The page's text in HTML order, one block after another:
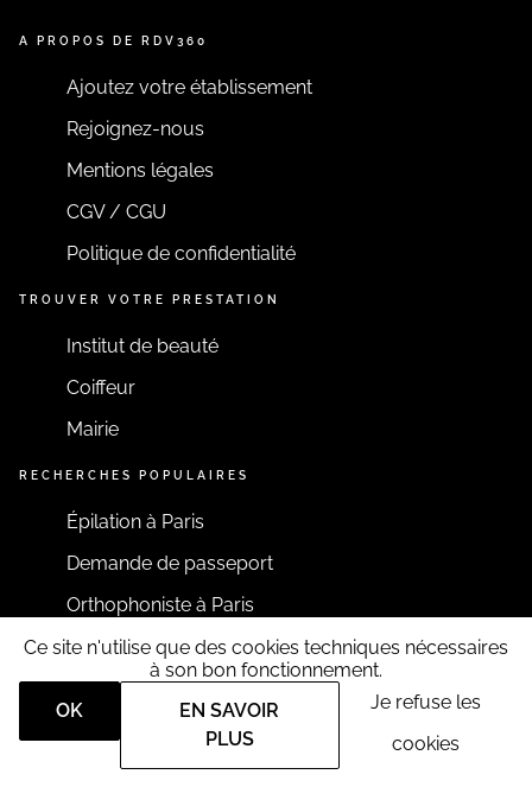
A PROPOS DE RDV360
Ajoutez votre établissement
Rejoignez-nous
Mentions légales
CGV / CGU
Politique de confidentialité
TROUVER VOTRE PRESTATION
Institut de beauté
Coiffeur
Mairie
RECHERCHES POPULAIRES
Épilation à Paris
Demande de passeport
Orthophoniste à Paris
RESTONS CONNECTÉS
Ce site n'utilise que des cookies techniques nécessaires
à son bon fonctionnement.
OK
EN SAVOIR
PLUS
Je refuse les
cookies